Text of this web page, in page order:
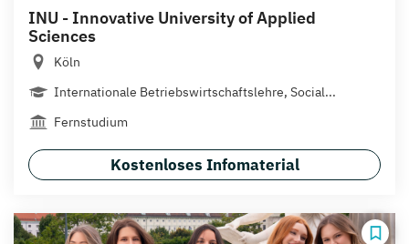
INU - Innovative University of Applied
Sciences
Köln
Internationale Betriebswirtschaftslehre, Social...
Fernstudium
Kostenloses Infomaterial